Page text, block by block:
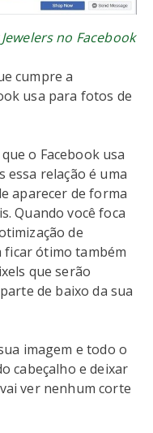
no Facebook
cumpre a
usa para fotos de
o Facebook usa
essa relação é uma
aparecer de forma
Quando você foca
de
ficar ótimo também
que serão
de baixo da sua
imagem e todo o
cabeçalho e deixar
ver nenhum corte